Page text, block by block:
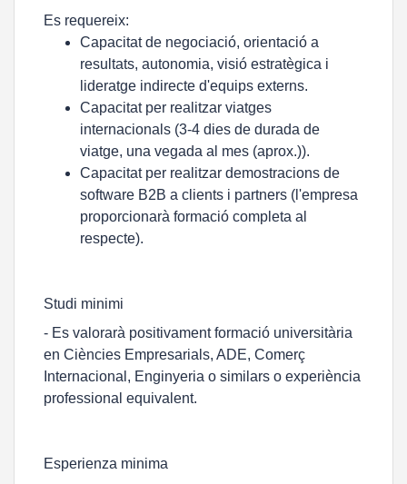
Es requereix:
Capacitat de negociació, orientació a
resultats, autonomia, visió estratègica i
lideratge indirecte d'equips externs.
Capacitat per realitzar viatges
internacionals (3-4 dies de durada de
viatge, una vegada al mes (aprox.)).
Capacitat per realitzar demostracions de
software B2B a clients i partners (l'empresa
proporcionarà formació completa al
respecte).
Studi minimi
- Es valorarà positivament formació universitària
en Ciències Empresarials, ADE, Comerç
Internacional, Enginyeria o similars o experiència
professional equivalent.
Esperienza minima